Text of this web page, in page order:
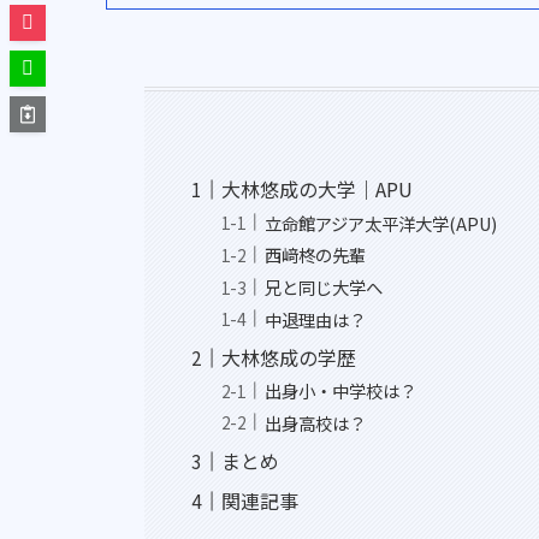
大林悠成の大学｜APU
立命館アジア太平洋大学(APU)
西﨑柊の先輩
兄と同じ大学へ
中退理由は？
大林悠成の学歴
出身小・中学校は？
出身高校は？
まとめ
関連記事